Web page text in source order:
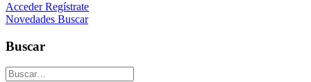
Acceder Regístrate
Novedades Buscar
Buscar